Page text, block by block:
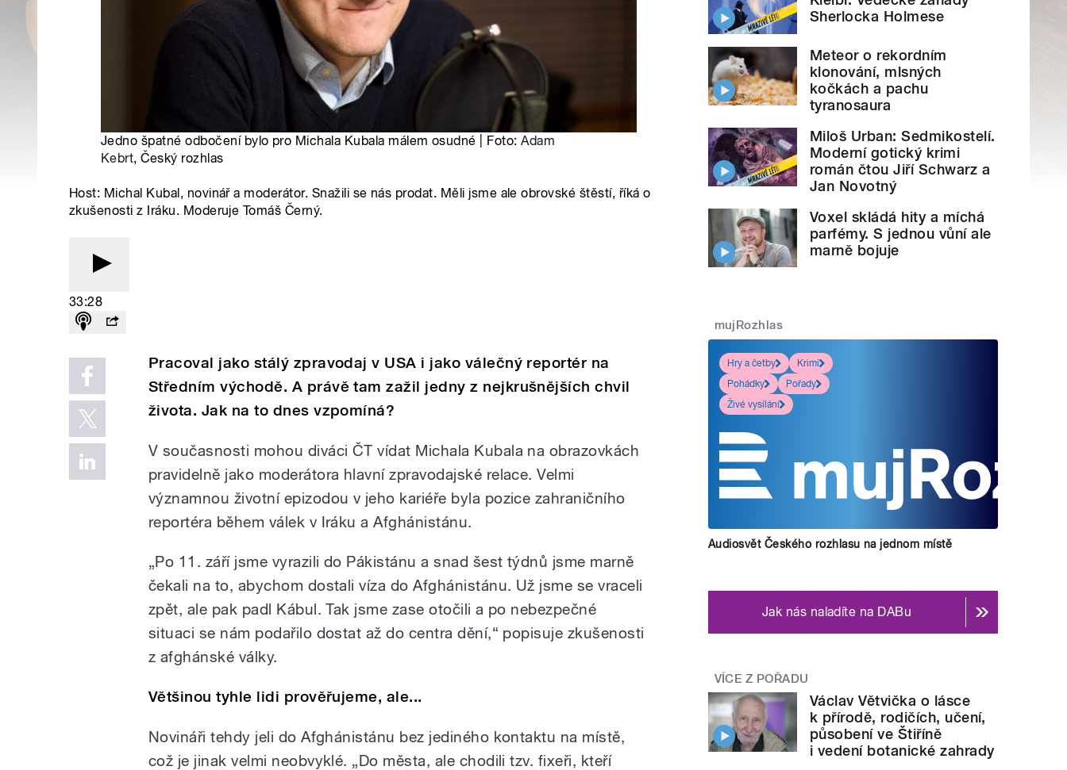
Jedno špatné odbočení bylo pro Michala Kubala málem osudné | Foto:Adam
Kebrt, Český rozhlas
Host: Michal Kubal, novinář a moderátor. Snažili se nás prodat. Měli jsme ale obrovské štěstí, říká o
zkušenosti z Iráku. Moderuje Tomáš Černý.
33:28
Pracoval jako stálý zpravodaj v USA i jako válečný reportér na
Středním východě. A právě tam zažil jedny z nejkrušnějších chvil
života. Jak na to dnes vzpomíná?
V současnosti mohou diváci ČT vídat Michala Kubala na obrazovkách
pravidelně jako moderátora hlavní zpravodajské relace. Velmi
významnou životní epizodou v jeho kariéře byla pozice zahraničního
reportéra během válek v Iráku a Afghánistánu.
„Po 11. září jsme vyrazili do Pákistánu a snad šest týdnů jsme marně
čekali na to, abychom dostali víza do Afghánistánu. Už jsme se vraceli
zpět, ale pak padl Kábul. Tak jsme zase otočili a po nebezpečné
situaci se nám podařilo dostat až do centra dění,“ popisuje zkušenosti
z afghánské války.
Většinou tyhle lidi prověřujeme, ale...
Novináři tehdy jeli do Afghánistánu bez jediného kontaktu na místě,
což je jinak velmi neobvyklé. „Do města, ale chodili tzv. fixeři, kteří
Sherlocka Holmese
Meteor o rekordním
klonování, mlsných
kočkách a pachu
tyranosaura
Miloš Urban: Sedmikostelí.
Moderní gotický krimi
román čtou Jiří Schwarz a
Jan Novotný
Voxel skládá hity a míchá
parfémy. S jednou vůní ale
marně bojuje
mujRozhlas
Hry a četby
Krimi
Pohádky
Pořady
Živé vysílání
Audiosvět Českého rozhlasu na jednom místě
Jak nás naladíte na DABu
VÍCE Z POŘADU
Václav Větvička o lásce
k přírodě, rodičích, učení,
působení ve Štiříně
i vedení botanické zahrady